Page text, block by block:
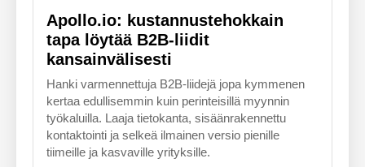
Apollo.io: kustannustehokkain
tapa löytää B2B-liidit
kansainvälisesti
Hanki varmennettuja B2B-liidejä jopa kymmenen
kertaa edullisemmin kuin perinteisillä myynnin
työkaluilla. Laaja tietokanta, sisäänrakennettu
kontaktointi ja selkeä ilmainen versio pienille
tiimeille ja kasvaville yrityksille.